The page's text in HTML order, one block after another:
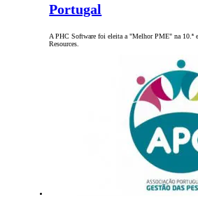
Portugal
A PHC Software foi eleita a "Melhor PME" na 10.ª
Resources.